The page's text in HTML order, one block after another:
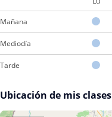
Mañana
Mediodía
Tarde
Ubicación de mis clases